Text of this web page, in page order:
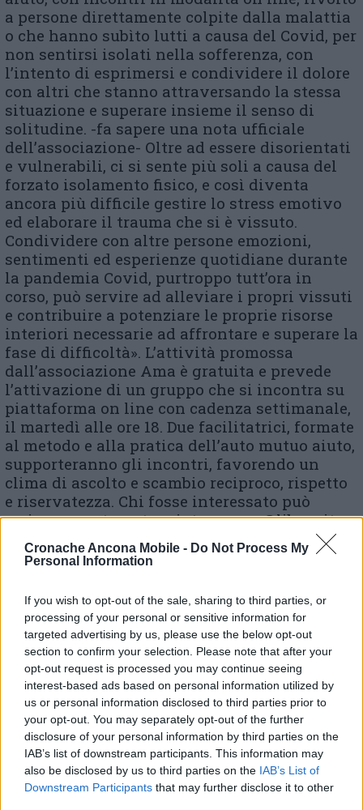
Cronache Ancona Mobile - Do Not Process My
Personal Information
If you wish to opt-out of the sale, sharing to third parties, or
processing of your personal or sensitive information for
targeted advertising by us, please use the below opt-out
section to confirm your selection. Please note that after your
opt-out request is processed you may continue seeing
interest-based ads based on personal information utilized by
us or personal information disclosed to third parties prior to
your opt-out. You may separately opt-out of the further
disclosure of your personal information by third parties on the
IAB’s list of downstream participants. This information may
also be disclosed by us to third parties on the IAB’s List of
Downstream Participants that may further disclose it to other
a persone direttamente colpite dalla malattia
o che hanno subìto lutti a causa del Covid, per
non sentirsi isolati nella sofferenza, con
l’intento di esprimersi e condividere il dolore
con altri che stanno attraversando la stessa
situazione e superare insieme il senso di
solitudine. -fa sapere una nota ufficiale
dell’associazione- Oltre ad essere disorientati
e vulnerabili, ci si sente più soli a causa del
forzato isolamento fisico, e così diventa
ancora più difficile gestire lo stress emotivo
ed elaborare il trauma che si è vissuto.
Condividere con altre persone emozioni,
sentimenti ed esperienze quotidiane durante
la pandemia Covid, purtroppo tutt’ora in
corso, può servire ad alleviare i propri vissuti
e contribuire a potenziare le proprie risorse
interiori necessarie ad affrontare e superare la
fase di difficoltà». L’attività promossa
dall’associazione Ama è gratuita e prevede
l’attivazione di un gruppo che si incontra su
piattaforma on line con cadenza settimanale,
il martedì alle ore 18. Due facilitatrici, formate
al metodo e alla pratica dell’auto mutuo aiuto,
supporteranno gli incontri, favorendo un
clima di ascolto e scambio reciproco, rispetto
e riservatezza. Chi fosse interessato può
scrivere a automutuoaiutoancona@libero.it o
chiamare il numero 071 8705944/51
(chiedendo di Sonia). L’associazione Auto
del 2003, ha attivi ad oggi 13 gruppi relativi a
diverse situazioni, che accomunano le
persone aderenti: tra i temi trattati il
sostegno a persone con disagio psichico,
gioco d’azzardo, attacchi di panico, difficoltà
relazionali, depressione. Attualmente i gruppi
in presenza sono sospesi, ma continuano a
vedersi online.